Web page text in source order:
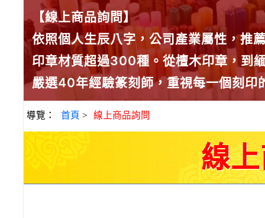
【線上商品詢問】
依照個人生辰八字，公司產業屬性，推
印章材質超過300種。從檀木印章，到
嚴選40年經驗篆刻師，重視每一個刻印
導覽： 首頁 > 線上商品詢問
線